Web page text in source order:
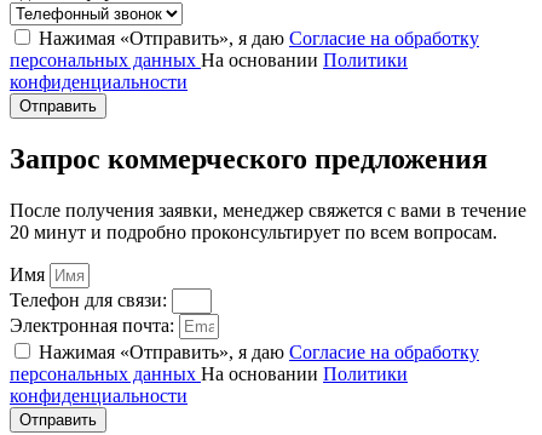
Нажимая «Отправить», я даю Согласие на обработку
персональных данных На основании Политики
конфиденциальности
Отправить
Запрос коммерческого предложения
После получения заявки, менеджер свяжется с вами в течение
20 минут и подробно проконсультирует по всем вопросам.
Имя
Телефон для связи:
Электронная почта:
Нажимая «Отправить», я даю Согласие на обработку
персональных данных На основании Политики
конфиденциальности
Отправить